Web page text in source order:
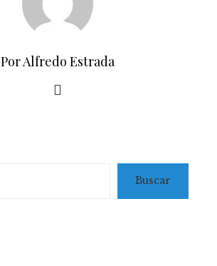
Por Alfredo Estrada
Buscar